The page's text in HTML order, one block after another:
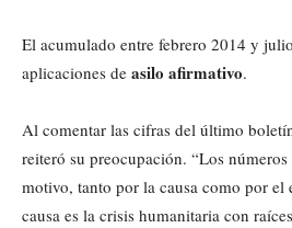
El acumulado entre febrero 2014 y
aplicaciones de asilo afirmativo.
Al comentar las cifras del último
reiteró su preocupación. “Los
motivo, tanto por la causa como por el
causa es la crisis humanitaria con